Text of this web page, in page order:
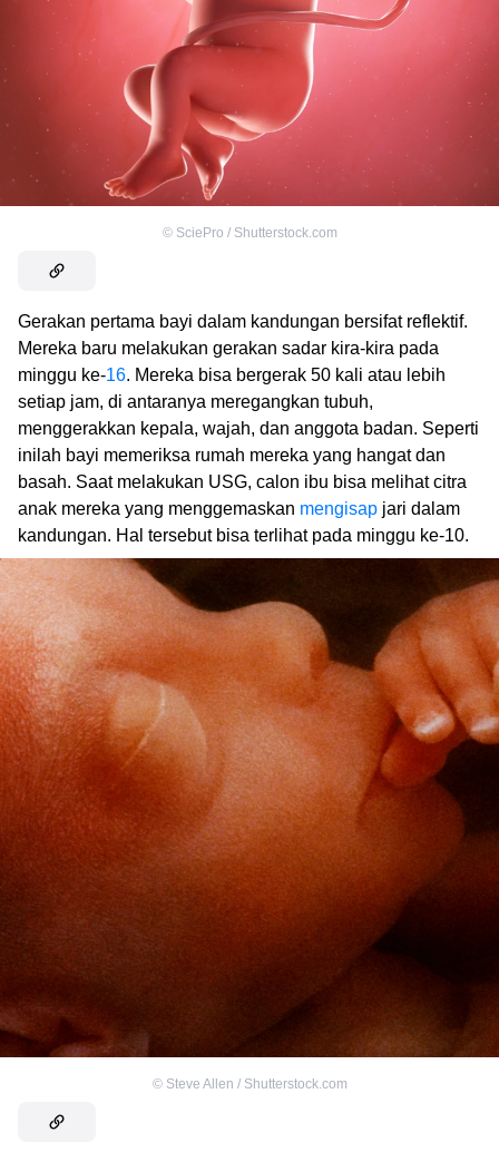
© SciePro / Shutterstock.com
Gerakan pertama bayi dalam kandungan bersifat reflektif.
Mereka baru melakukan gerakan sadar kira-kira pada
minggu ke-16. Mereka bisa bergerak 50 kali atau lebih
setiap jam, di antaranya meregangkan tubuh,
menggerakkan kepala, wajah, dan anggota badan. Seperti
inilah bayi memeriksa rumah mereka yang hangat dan
basah. Saat melakukan USG, calon ibu bisa melihat citra
anak mereka yang menggemaskan mengisap jari dalam
kandungan. Hal tersebut bisa terlihat pada minggu ke-10.
© Steve Allen / Shutterstock.com